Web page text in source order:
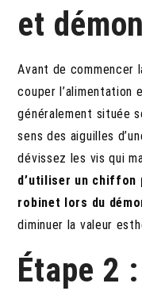
et
Avant de commencer
couper l’alimentation
généralement située
sens des aiguilles
dévissez les vis qui
d’utiliser un
robinet lors du
diminuer la valeur
Étape 2